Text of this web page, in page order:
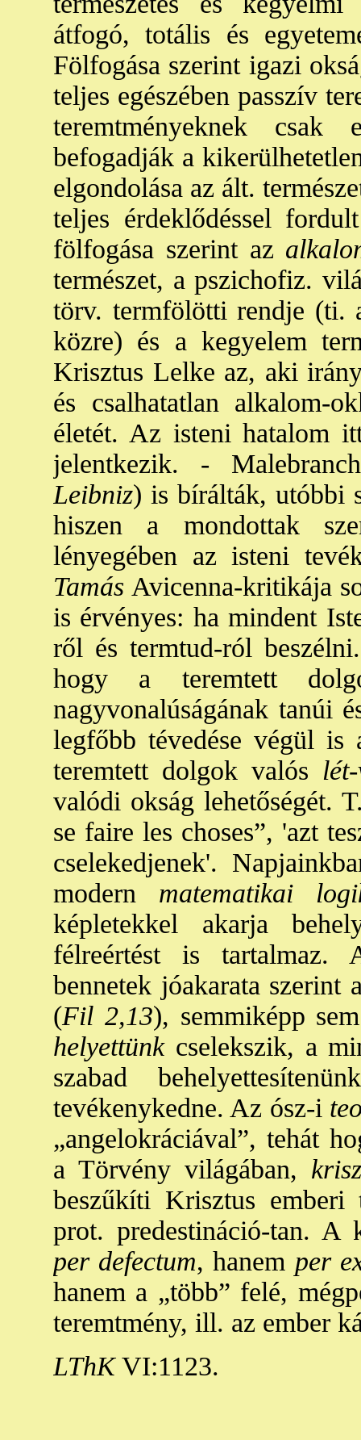
átfogó, totális és
Fölfogása szerint igazi
teljes egészében passzív
teremtményeknek csak
befogadják a
elgondolása az ált.
teljes érdeklődéssel
fölfogása szerint az
természet, a pszichofiz.
törv. termfölötti rendje (ti.
közre) és a kegyelem
Krisztus Lelke az, aki
és csalhatatlan alkalom-
életét. Az isteni hatalom
jelentkezik. -
Leibniz) is bírálták, utóbbi
hiszen a mondottak
lényegében az isteni
Tamás Avicenna-kritikája
is érvényes: ha mindent
ről és termtud-ról
hogy a teremtett
nagyvonalúságának tanúi
legfőbb tévedése végül
teremtett dolgok valós
valódi okság lehetőségét.
se faire les choses”, 'azt
cselekedjenek'.
modern matematikai
képletekkel akarja
félreértést is tartalmaz.
bennetek jóakarata szerint
(Fil 2,13), semmiképp
helyettünkcselekszik, a
szabad
tevékenykedne. Az ósz-i
„angelokráciával”, tehát
a Törvény világában,
beszűkíti Krisztus
prot. predestináció-tan. A
per defectum, hanem per
hanem a „több” felé,
teremtmény, ill. az ember
LThKVI:1123.